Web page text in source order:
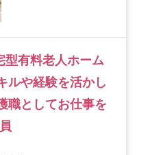
型有料老人ホーム
ルや経験を活かし
職としてお仕事を